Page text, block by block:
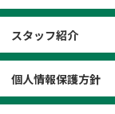
スタッフ紹介
個人情報保護方針